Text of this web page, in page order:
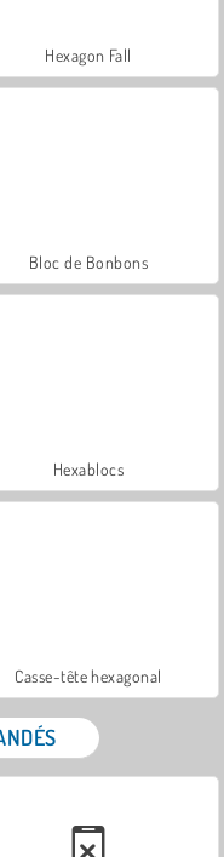
Hexagon Fall
Bloc de Bonbons
Hexablocs
Casse-tête hexagonal